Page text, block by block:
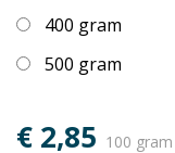
400 gram
500 gram
€ 2,85 100 gram